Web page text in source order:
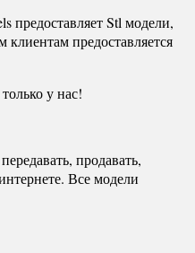
предоставляет Stl модели,
предоставляется
у нас!
продавать,
Все модели